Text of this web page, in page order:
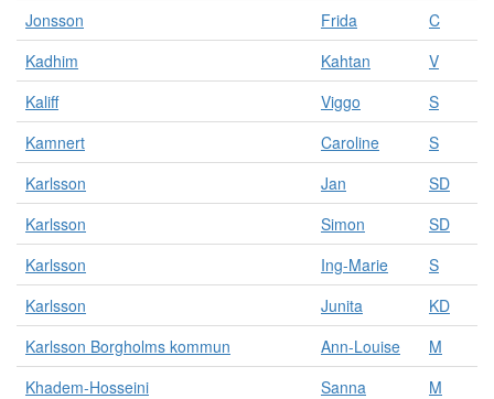
Jonsson
Frida
C
Kadhim
Kahtan
V
Kaliff
Viggo
S
Kamnert
Caroline
S
Karlsson
Jan
SD
Karlsson
Simon
SD
Karlsson
Ing-Marie
S
Karlsson
Junita
KD
Karlsson Borgholms kommun
Ann-Louise
M
Khadem-Hosseini
Sanna
M